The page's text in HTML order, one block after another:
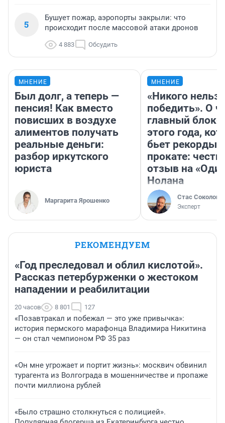
5
Бушует пожар, аэропорты закрыли: что
происходит после массовой атаки дронов
4 883 Обсудить
МНЕНИЕ
Был долг, а теперь —
пенсия! Как вместо
повисших в воздухе
алиментов получать
реальные деньги:
разбор иркутского
юриста
Маргарита Ярошенко
МНЕНИЕ
«Никого нельзя
победить». О
главный
этого года,
бьет рекорды в
прокате:
отзыв на
Нолана
Стас Соколов
Эксперт
РЕКОМЕНДУЕМ
«Год преследовал и облил кислотой».
Рассказ петербурженки о жестоком
нападении и реабилитации
20 часов 8 801 127
«Позавтракал и побежал — это уже привычка»:
история пермского марафонца Владимира Никитина
— он стал чемпионом РФ 35 раз
«Он мне угрожает и портит жизнь»: москвич обвинил
турагента из Волгограда в мошенничестве и пропаже
почти миллиона рублей
«Было страшно столкнуться с полицией».